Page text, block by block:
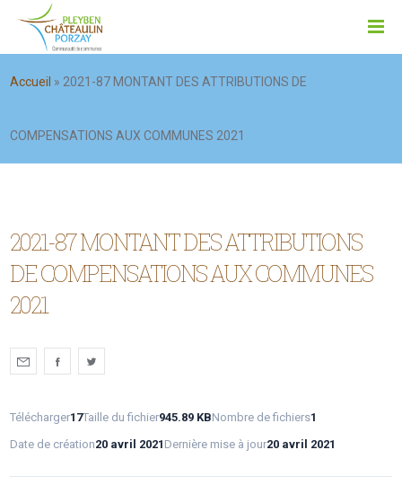
Accueil » 2021-87 MONTANT DES ATTRIBUTIONS DE
COMPENSATIONS AUX COMMUNES 2021
2021-87 MONTANT DES ATTRIBUTIONS
DE COMPENSATIONS AUX COMMUNES
2021
Télécharger17Taille du fichier945.89 KBNombre de fichiers1
Date de création20 avril 2021 Dernière mise à jour20 avril 2021